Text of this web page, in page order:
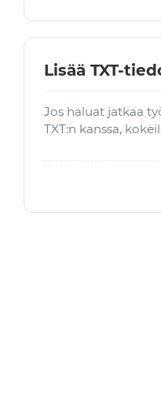
Lisää TXT-
Jos haluat jatkaa
TXT:n kanssa,